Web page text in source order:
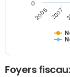
2005 2007
0
Foyers